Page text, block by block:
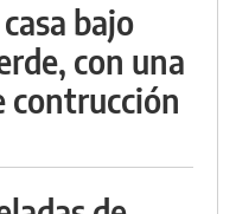
bajo
con una
contrucción